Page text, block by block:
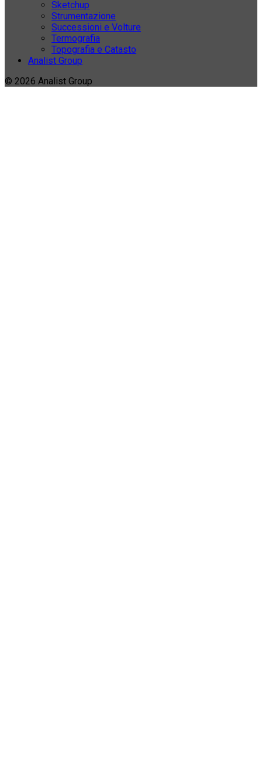
Sketchup
Strumentazione
Successioni e Volture
Termografia
Topografia e Catasto
Analist Group
© 2026 Analist Group